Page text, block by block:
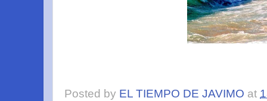
Posted by EL TIEMPO DE JAVIMO at